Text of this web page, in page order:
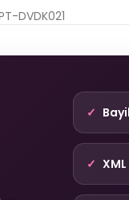
DVDK021